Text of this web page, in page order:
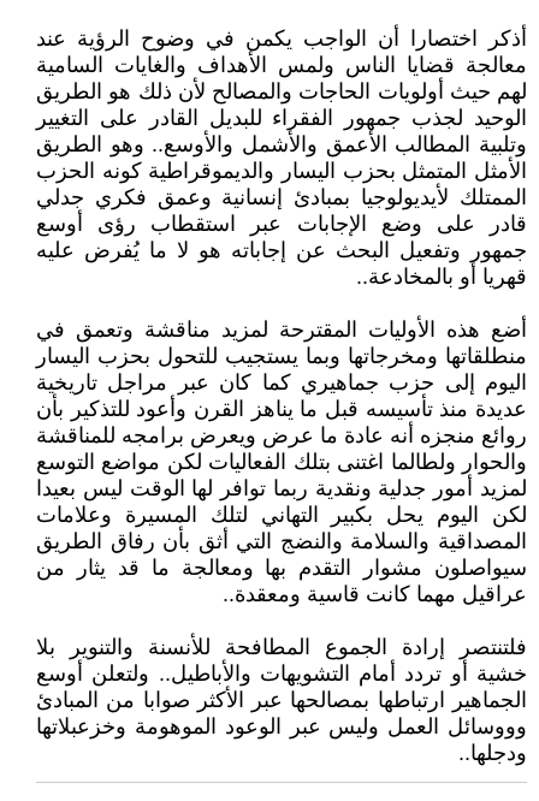
أذكر اختصارا أن الواجب يكمن في وضوح الرؤية عند
معالجة قضايا الناس ولمس الأهداف والغايات السامية
لهم حيث أولويات الحاجات والمصالح لأن ذلك هو الطريق
الوحيد لجذب جمهور الفقراء للبديل القادر على التغيير
وتلبية المطالب الأعمق والأشمل والأوسع.. وهو الطريق
الأمثل المتمثل بحزب اليسار والديموقراطية كونه الحزب
الممتلك لأيديولوجيا بمبادئ إنسانية وعمق فكري جدلي
قادر على وضع الإجابات عبر استقطاب رؤى أوسع
جمهور وتفعيل البحث عن إجاباته هو لا ما يُفرض عليه
قهريا أو بالمخادعة..
أضع هذه الأوليات المقترحة لمزيد مناقشة وتعمق في
منطلقاتها ومخرجاتها وبما يستجيب للتحول بحزب اليسار
اليوم إلى حزب جماهيري كما كان عبر مراجل تاريخية
عديدة منذ تأسيسه قبل ما يناهز القرن وأعود للتذكير بأن
روائع منجزه أنه عادة ما عرض ويعرض برامجه للمناقشة
والحوار ولطالما اغتنى بتلك الفعاليات لكن مواضع التوسع
لمزيد أمور جدلية ونقدية ربما توافر لها الوقت ليس بعيدا
لكن اليوم يحل بكبير التهاني لتلك المسيرة وعلامات
المصداقية والسلامة والنضج التي أثق بأن رفاق الطريق
سيواصلون مشوار التقدم بها ومعالجة ما قد يثار من
عراقيل مهما كانت قاسية ومعقدة..
فلتنتصر إرادة الجموع المطافحة للأنسنة والتنوير بلا
خشية أو تردد أمام التشويهات والأباطيل.. ولتعلن أوسع
الجماهير ارتباطها بمصالحها عبر الأكثر صوابا من المبادئ
وووسائل العمل وليس عبر الوعود الموهومة وخزعبلاتها
ودجلها..